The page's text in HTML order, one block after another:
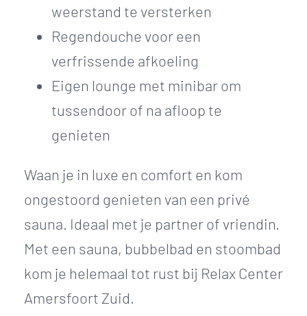
weerstand te versterken
Regendouche voor een
verfrissende afkoeling
Eigen lounge met minibar om
tussendoor of na afloop te
genieten
Waan je in luxe en comfort en kom
ongestoord genieten van een privé
sauna. Ideaal met je partner of vriendin.
Met een sauna, bubbelbad en stoombad
kom je helemaal tot rust bij Relax Center
Amersfoort Zuid.